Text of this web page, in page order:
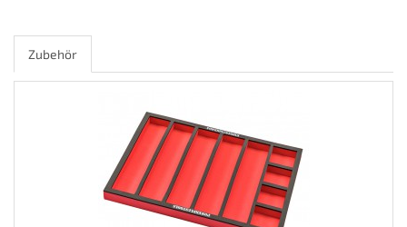
Zubehör